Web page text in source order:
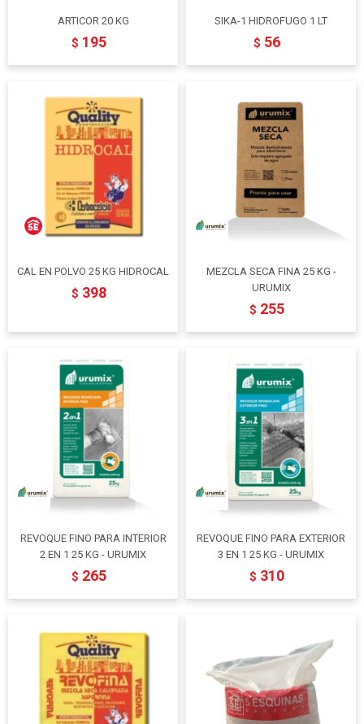
ARTICOR 20 KG
$ 195
SIKA-1 HIDROFUGO 1 LT
$ 56
CAL EN POLVO 25 KG HIDROCAL
$ 398
MEZCLA SECA FINA 25 KG -
URUMIX
$ 255
REVOQUE FINO PARA INTERIOR
2 EN 1 25 KG - URUMIX
$ 265
REVOQUE FINO PARA EXTERIOR
3 EN 1 25 KG - URUMIX
$ 310